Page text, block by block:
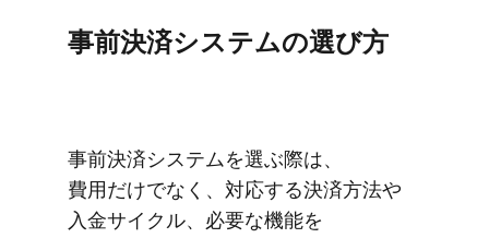
事前決済システムの​選び方
事前決済システムを​選ぶ際は、​
費用だけでなく、​対応する​決済方​法や​
入金サイクル、​必要な​機能を​